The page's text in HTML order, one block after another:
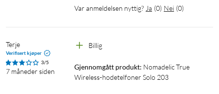
Trådløs frekvens: 2402–2480 MHz
Sendeeffekt: 20 mW (maks)
Rekkevidde: opptil 10 m
Var anmeldelsen nyttig? Ja (0) Nei (0)
Terje
Verifisert kjøper
3/5
7 måneder siden
Billig
Gjennomgått produkt: Nomadelic True
Wireless-hodetelfoner Solo 203